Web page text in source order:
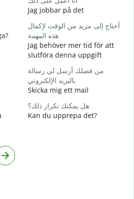
Jag jobbar på det
أحتاج إلى مزيد من الوقت لإكمال
هذه المهمة
Jag behöver mer tid för att
slutföra denna uppgift
من فضلك أرسل لي رسالة
بالبريد الإلكتروني
Skicka mig ett mail
هل يمكنك تكرار ذلك؟
Kan du upprepa det?